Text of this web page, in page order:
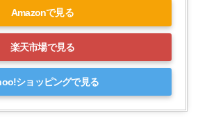
Amazonで見る
楽天市場で見る
ショッピングで見る